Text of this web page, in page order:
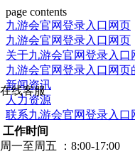
page contents
九游会官网登录入口网页
九游会官网登录入口网页
关于九游会官网登录入口
九游会官网登录入口网页
新闻资讯
人力资源
联系九游会官网登录入口
在线客服
工作时间
周一至周五 ：8:00-17:00